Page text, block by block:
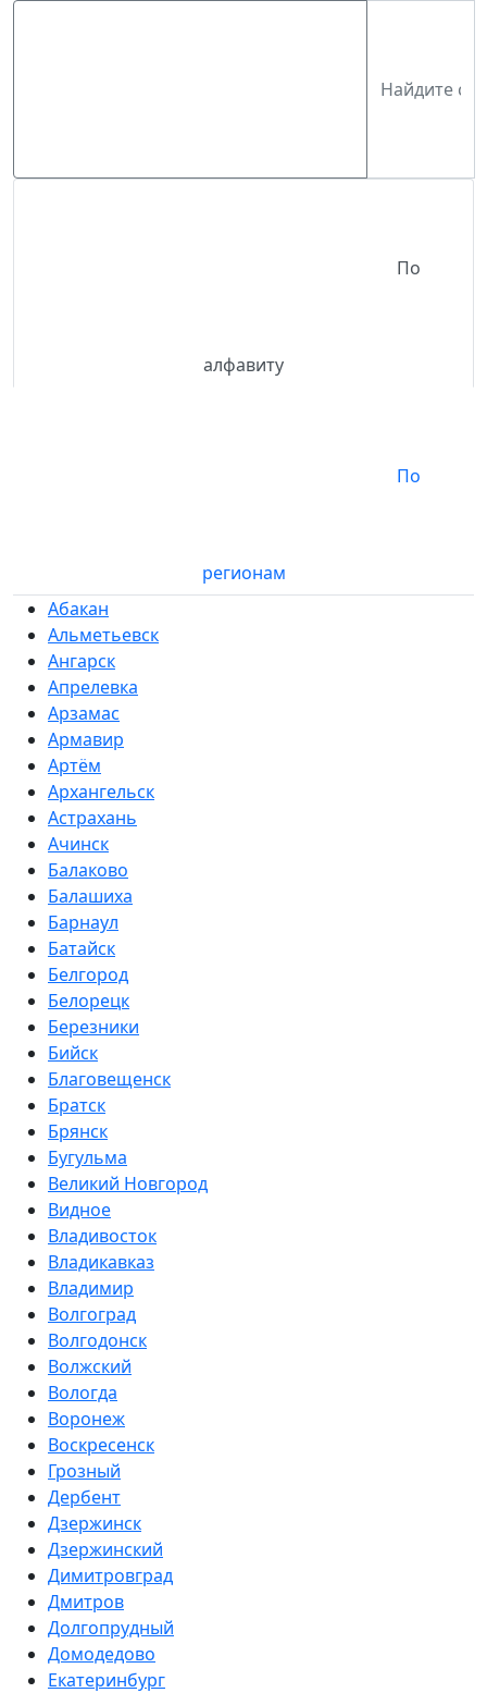
алфавиту
регионам
Абакан
Альметьевск
Ангарск
Апрелевка
Арзамас
Армавир
Артём
Архангельск
Астрахань
Ачинск
Балаково
Балашиха
Барнаул
Батайск
Белгород
Белорецк
Березники
Бийск
Благовещенск
Братск
Брянск
Бугульма
Великий Новгород
Видное
Владивосток
Владикавказ
Владимир
Волгоград
Волгодонск
Волжский
Вологда
Воронеж
Воскресенск
Грозный
Дербент
Дзержинск
Дзержинский
Димитровград
Дмитров
Долгопрудный
Домодедово
Екатеринбург